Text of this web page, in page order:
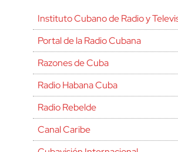
Instituto Cubano de Radio y
Portal de la Radio Cubana
Razones de Cuba
Radio Habana Cuba
Radio Rebelde
Canal Caribe